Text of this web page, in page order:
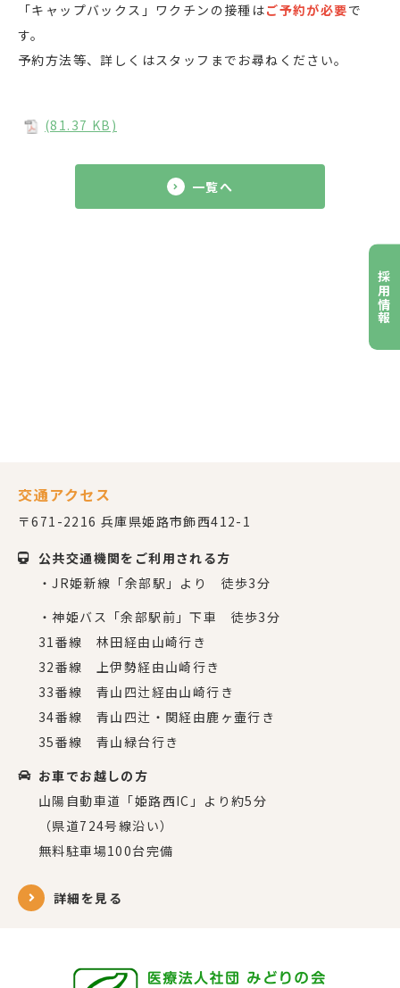
採用情報
「キャップバックス」ワクチンの接種はご予約が必要で
す。
予約方法等、詳しくはスタッフまでお尋ねください。
(81.37 KB)
一覧へ
交通アクセス
〒671-2216 兵庫県姫路市飾西412-1
公共交通機関をご利用される方
・JR姫新線「余部駅」より 徒歩3分
・神姫バス「余部駅前」下車 徒歩3分
31番線 林田経由山崎行き
32番線 上伊勢経由山崎行き
33番線 青山四辻経由山崎行き
34番線 青山四辻・関経由鹿ヶ壷行き
35番線 青山緑台行き
お車でお越しの方
山陽自動車道「姫路西IC」より約5分
（県道724号線沿い）
無料駐車場100台完備
詳細を見る